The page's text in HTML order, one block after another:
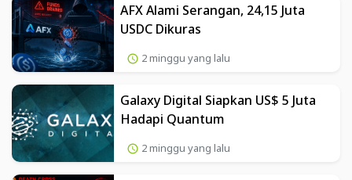
AFX Alami Serangan, 24,15 Juta
USDC Dikuras
2 minggu yang lalu
Galaxy Digital Siapkan US$ 5 Juta
Hadapi Quantum
2 minggu yang lalu